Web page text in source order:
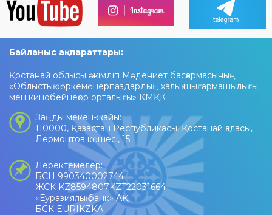
Байланыс ақпараттары:
Қостанай облысы әкімдігі Мәдениет басқармасының
«Облыстық көркемөнерпаздардың халық шығармашылығы
мен кинобейнеқор орталығы» КМҚК
Заңды мекен-жайы:
110000, Қазақстан Республикасы, Қостанай қаласы,
Лермонтов көшесі, 15
Деректемелер:
БСН 990340002744
ЖСК KZ8594807KZT22031664
«Еуразиялық банк» АҚ
БСК EURIKZKA